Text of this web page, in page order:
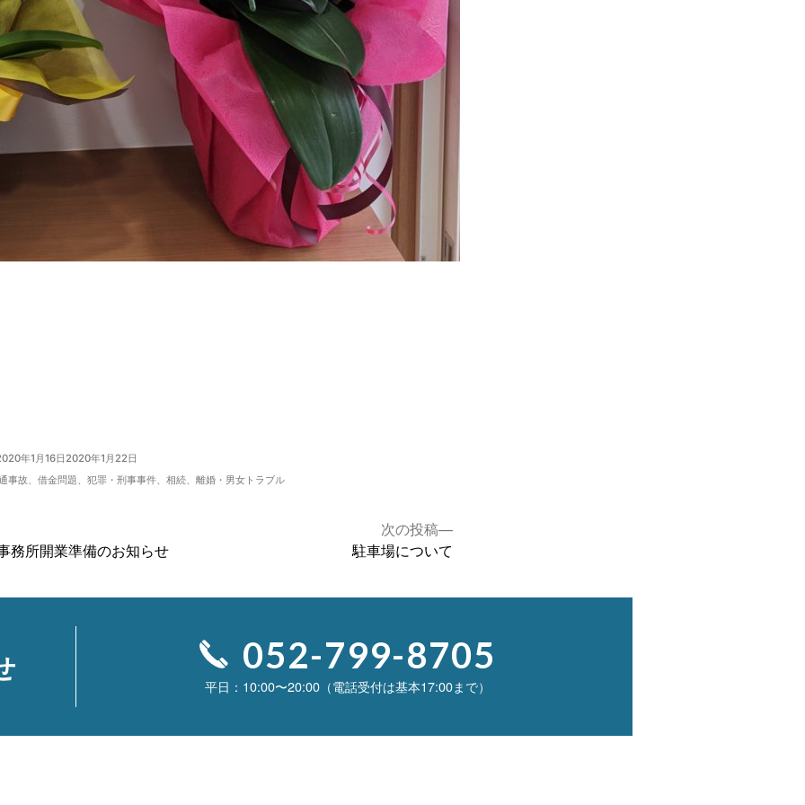
年1月16日2020年1月22日
事故、 借金問題、 犯罪・刑事事件、 相続、 離婚・男女トラブル
務所開業準備のお知らせ
次の投稿
次
稿:
駐車場について
052-799-8705
10:00〜20:00（電話受付は基本17:00まで）